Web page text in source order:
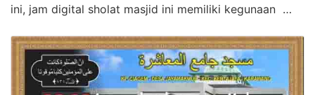
ini, jam digital sholat masjid ini memiliki kegunaan …